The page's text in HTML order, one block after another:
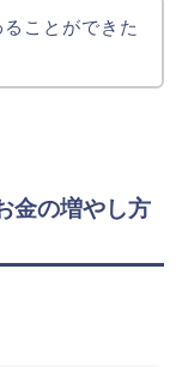
ことができた
金の増やし方